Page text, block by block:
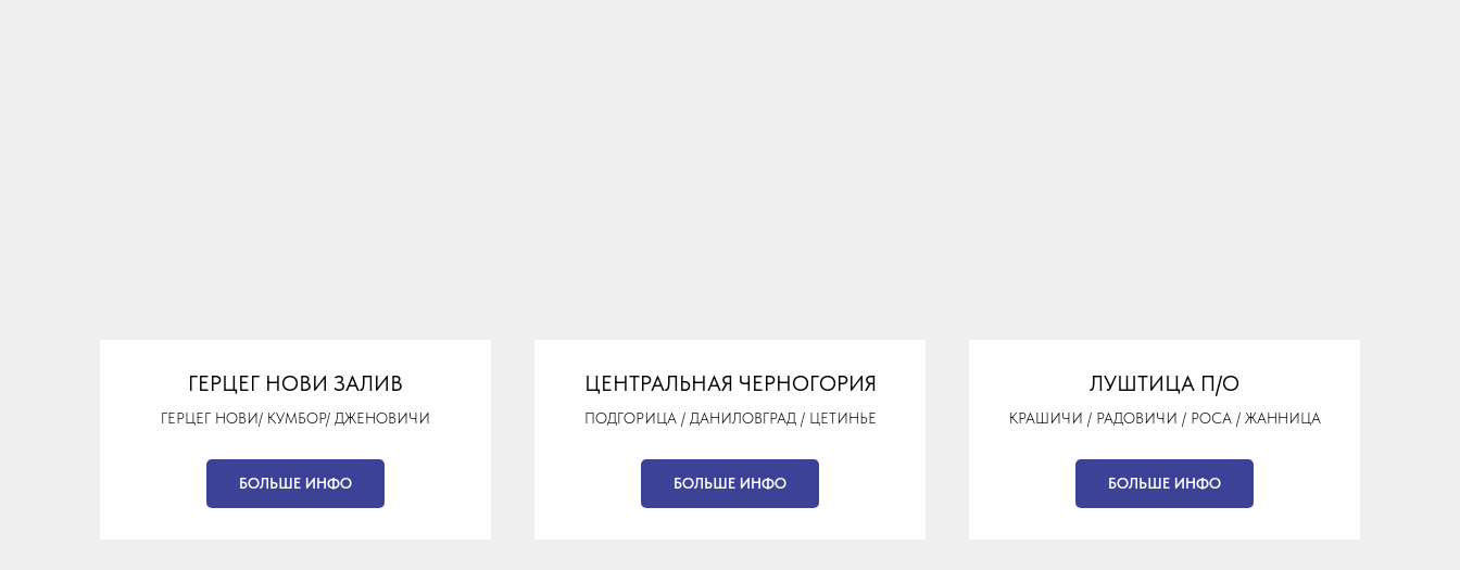
ГЕРЦЕГ НОВИ ЗАЛИВ
ГЕРЦЕГ НОВИ/ КУМБОР/ ДЖЕНОВИЧИ
БОЛЬШЕ ИНФО
ЦЕНТРАЛЬНАЯ ЧЕРНОГОРИЯ
ПОДГОРИЦА / ДАНИЛОВГРАД / ЦЕТИНЬЕ
БОЛЬШЕ ИНФО
ЛУШТИЦА П/O
КРАШИЧИ / РАДОВИЧИ / РОСА / ЖАННИЦА
БОЛЬШЕ ИНФО